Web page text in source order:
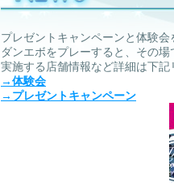
プレゼントキャンペーンと体験会
ダンエボをプレーすると、その
実施する店舗情報など詳細は下
→体験会
→プレゼントキャンペーン